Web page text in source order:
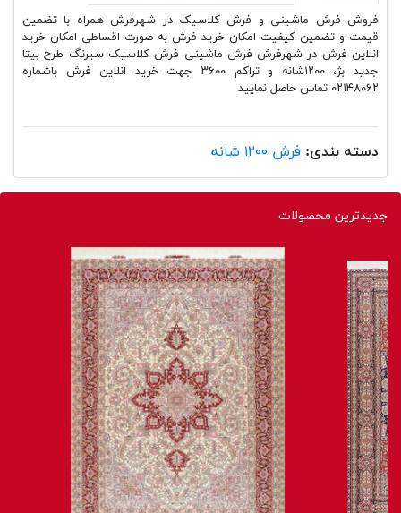
فروش فرش ماشینی و فرش کلاسیک در شهرفرش همراه با تضمین
قیمت و تضمین کیفیت امکان خرید فرش به صورت اقساطی امکان خرید
انلاین فرش در شهرفرش فرش ماشینی فرش کلاسیک سیرنگ طرح بیتا
جدید بژ، ۱۲۰۰شانه و تراکم ۳۶۰۰ جهت خرید انلاین فرش باشماره
۰۲۱۴۸۰۶۲ تماس حاصل نمایید
دسته بندی: فرش ۱۲۰۰ شانه
جدیدترین محصولات